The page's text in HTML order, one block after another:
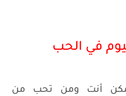
في الحب
أنت ومن تحب من